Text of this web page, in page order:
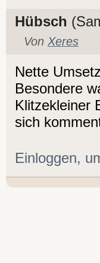
Hübsch
Von Xeres
Nette
Besondere
Klitzekleiner
sich
Einloggen,